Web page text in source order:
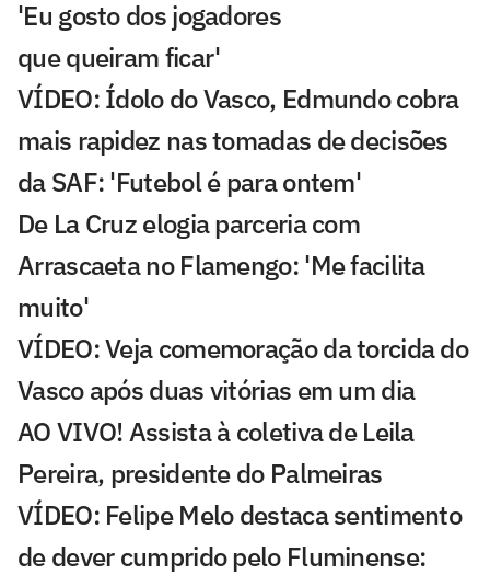
'Eu gosto dos jogadores
que queiram ficar'
VÍDEO: Ídolo do Vasco, Edmundo cobra
mais rapidez nas tomadas de decisões
da SAF: 'Futebol é para ontem'
De La Cruz elogia parceria com
Arrascaeta no Flamengo: 'Me facilita
muito'
VÍDEO: Veja comemoração da torcida do
Vasco após duas vitórias em um dia
AO VIVO! Assista à coletiva de Leila
Pereira, presidente do Palmeiras
VÍDEO: Felipe Melo destaca sentimento
de dever cumprido pelo Fluminense: